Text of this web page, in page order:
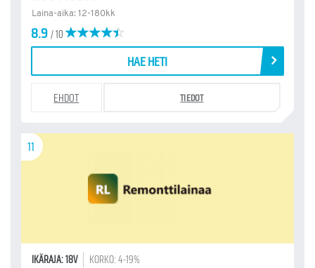
Laina-aika: 12-180kk
8.9/ 10
HAE HETI
EHDOT TIEDOT
11
IKÄRAJA: 18V KORKO: 4-19%